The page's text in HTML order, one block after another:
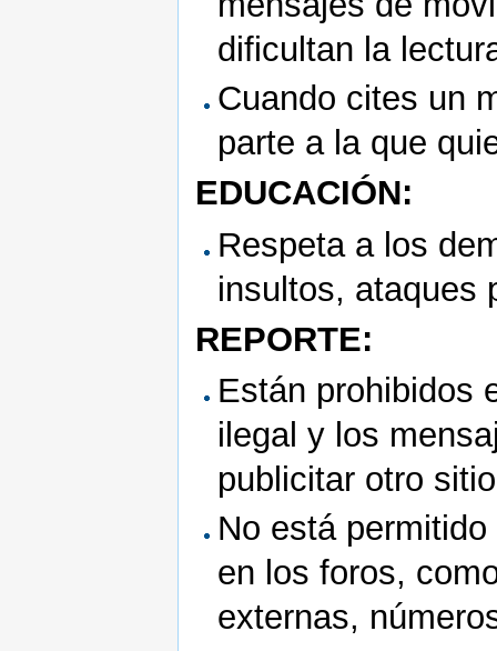
dificultan la
Cuando cites un
parte a la que
EDUCACIÓN:
Respeta a los
insultos, ataques
REPORTE:
Están prohibidos
ilegal y los
publicitar otro
No está
en los foros,
externas,